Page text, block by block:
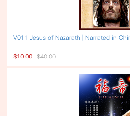
V011 Jesus of Nazarath | Narrated in
$10.00 $40.00